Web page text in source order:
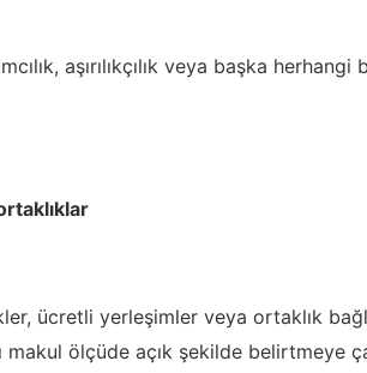
aşırılıkçılık veya başka
ücretli yerleşimler veya ortaklık
ölçüde açık şekilde belirtmeye